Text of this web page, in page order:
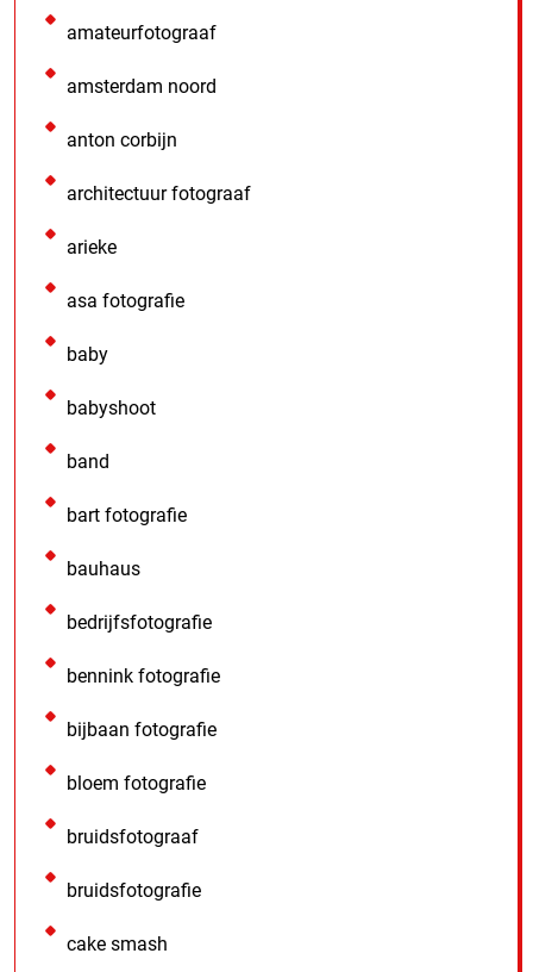
amateurfotograaf
amsterdam noord
anton corbijn
architectuur fotograaf
arieke
asa fotografie
baby
babyshoot
band
bart fotografie
bauhaus
bedrijfsfotografie
bennink fotografie
bijbaan fotografie
bloem fotografie
bruidsfotograaf
bruidsfotografie
cake smash